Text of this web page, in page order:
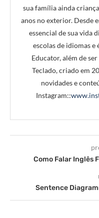
sua família ainda
anos no exterior. Desde
essencial de sua vida
escolas de idiomas e
Educator, além de
Teclado, criado em
novidades e
Instagram::
Como Falar Inglês
Sentence